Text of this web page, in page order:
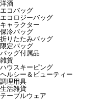
洋酒
エコバッグ
エコロジーバッグ
キャラクター
保冷バッグ
折りたたみバッグ
限定バッグ
バッグ付属品
雑貨
ハウスキーピング
ヘルシー＆ビューティー
調理用具
生活雑貨
テーブルウェア